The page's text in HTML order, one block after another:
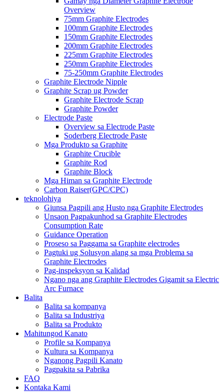
Overview
75mm Graphite Electrodes
100mm Graphite Electrodes
150mm Graphite Electrodes
200mm Graphite Electrodes
225mm Graphite Electrodes
250mm Graphite Electrodes
75-250mm Graphite Electrodes
Graphite Electrode Nipple
Graphite Scrap ug Powder
Graphite Electrode Scrap
Graphite Powder
Electrode Paste
Overview sa Electrode Paste
Soderberg Electrode Paste
Mga Produkto sa Graphite
Graphite Crucible
Graphite Rod
Graphite Block
Mga Himan sa Graphite Electrode
Carbon Raiser(GPC/CPC)
teknolohiya
Giunsa Pagpili ang Husto nga Graphite Electrodes
Unsaon Pagpakunhod sa Graphite Electrodes
Consumption Rate
Guidance Operation
Proseso sa Paggama sa Graphite electrodes
Pagtuki ug Solusyon alang sa mga Problema sa
Graphite Electrodes
Pag-inspeksyon sa Kalidad
Ngano nga ang Graphite Electrodes Gigamit sa Electric
Arc Furnace
Balita
Balita sa kompanya
Balita sa Industriya
Balita sa Produkto
Mahitungod Kanato
Profile sa Kompanya
Kultura sa Kompanya
Nganong Pagpili Kanato
Pagpakita sa Pabrika
FAQ
Kontaka Kami